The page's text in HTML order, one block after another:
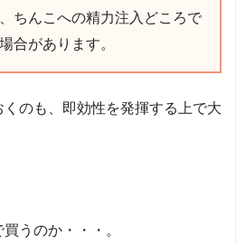
ちんこへの精力注入どころで
合があります。
のも、即効性を発揮する上で大
うのか・・・。